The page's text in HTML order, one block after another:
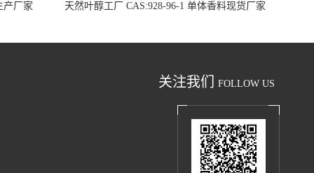
产厂家 天然叶醇工厂 CAS:928-96-1 单体香料现货厂家
关注我们 FOLLOW US